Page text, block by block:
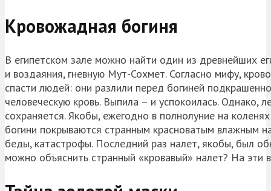
Кровожадная богиня
В египетском зале можно найти один из древнейших
и воздаяния, гневную Мут-Сохмет. Согласно мифу,
спасти людей: они разлили перед богиней
человеческую кровь. Выпила – и успокоилась.
сохраняется. Якобы, ежегодно в полнолуние на
богини покрываются странным красноватым влажным
беды, катастрофы. Последний раз налет, якобы, был
можно объяснить странный «кровавый» налет? На эти